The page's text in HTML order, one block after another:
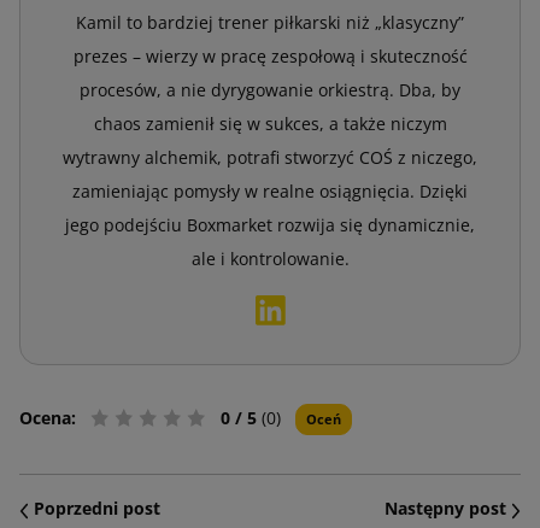
Kamil to bardziej trener piłkarski niż „klasyczny”
prezes – wierzy w pracę zespołową i skuteczność
procesów, a nie dyrygowanie orkiestrą. Dba, by
chaos zamienił się w sukces, a także niczym
wytrawny alchemik, potrafi stworzyć COŚ z niczego,
zamieniając pomysły w realne osiągnięcia. Dzięki
jego podejściu Boxmarket rozwija się dynamicznie,
ale i kontrolowanie.
Ocena: 0 / 5 (0) Oceń
Poprzedni post Następny post